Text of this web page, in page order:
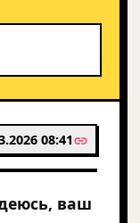
08:41
ваш